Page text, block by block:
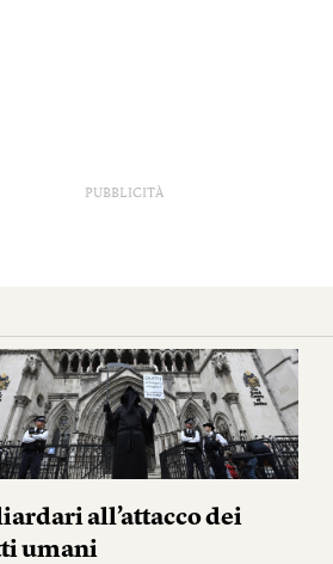
PUBBLICITÀ
all’attacco dei
umani